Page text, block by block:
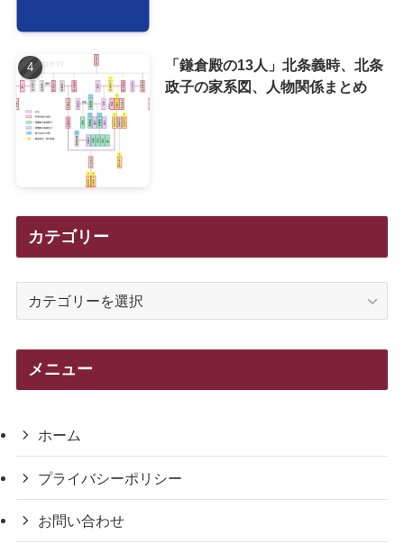
「鎌倉殿の13人」北条義時、北条
政子の家系図、人物関係まとめ
カテゴリー
メニュー
ホーム
プライバシーポリシー
お問い合わせ